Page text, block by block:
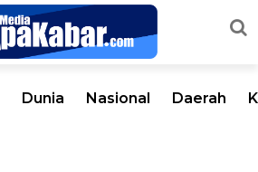
Dunia Nasional Daerah